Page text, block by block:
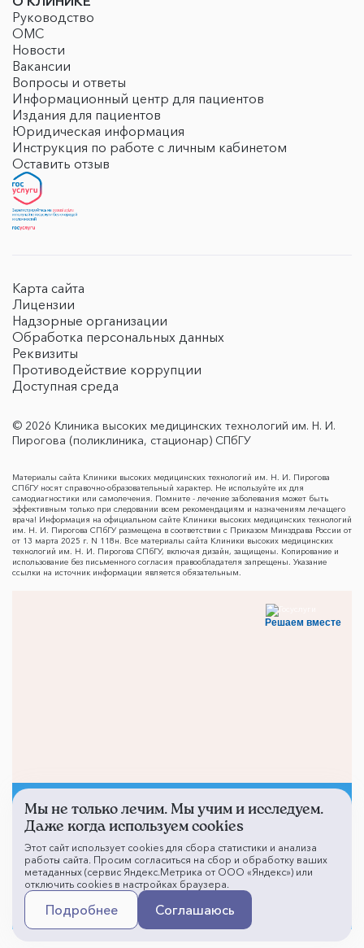
Руководство
ОМС
Новости
Вакансии
Вопросы и ответы
Информационный центр для пациентов
Издания для пациентов
Юридическая информация
Инструкция по работе с личным кабинетом
Оставить отзыв
Карта сайта
Лицензии
Надзорные организации
Обработка персональных данных
Реквизиты
Противодействие коррупции
Доступная среда
© 2026 Клиника высоких медицинских технологий им. Н. И.
Пирогова (поликлиника, стационар) СПбГУ
Материалы сайта Клиники высоких медицинских технологий им. Н. И. Пирогова
СПбГУ носят справочно-образовательный характер. Не используйте их для
самодиагностики или самолечения. Помните - лечение заболевания может быть
эффективным только при следовании всем рекомендациям и назначениям лечащего
врача! Информация на официальном сайте Клиники высоких медицинских технологий
им. Н. И. Пирогова СПбГУ размещена в соответствии с Приказом Минздрава России от
от 13 марта 2025 г. N 118н. Все материалы сайта Клиники высоких медицинских
технологий им. Н. И. Пирогова СПбГУ, включая дизайн, защищены. Копирование и
использование без письменного согласия правообладателя запрещены. Указание
ссылки на источник информации является обязательным.
Решаем вместе
Не смогли записаться к
врачу?
Написать о проблеме
Мы не только лечим. Мы учим и исследуем.
Даже когда используем cookies
Этот сайт использует cookies для сбора статистики и анализа
работы сайта. Просим согласиться на сбор и обработку ваших
метаданных (сервис Яндекс.Метрика от ООО «Яндекс») или
отключить cookies в настройках браузера.
Подробнее Соглашаюсь